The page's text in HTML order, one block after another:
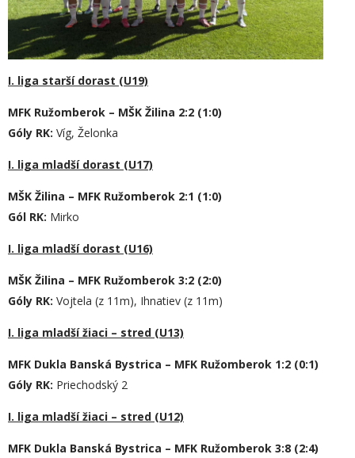
I. liga starší dorast (U19)
MFK Ružomberok – MŠK Žilina 2:2 (1:0)
Góly RK: Víg, Želonka
I. liga mladší dorast (U17)
MŠK Žilina – MFK Ružomberok 2:1 (1:0)
Gól RK: Mirko
I. liga mladší dorast (U16)
MŠK Žilina – MFK Ružomberok 3:2 (2:0)
Góly RK: Vojtela (z 11m), Ihnatiev (z 11m)
I. liga mladší žiaci – stred (U13)
MFK Dukla Banská Bystrica – MFK Ružomberok 1:2 (0:1)
Góly RK: Priechodský 2
I. liga mladší žiaci – stred (U12)
MFK Dukla Banská Bystrica – MFK Ružomberok 3:8 (2:4)